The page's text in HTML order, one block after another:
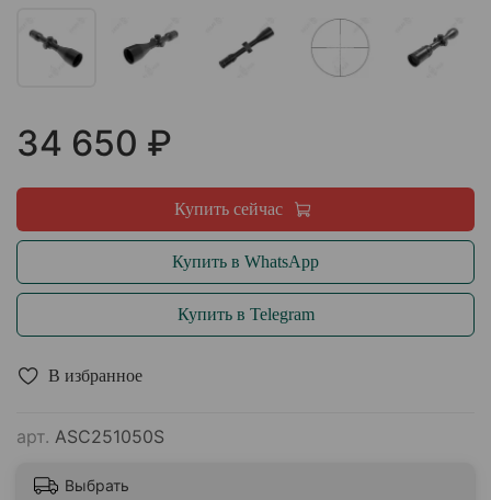
В избранное
арт. ASC251050S
34 650 ₽
Купить сейчас
Купить в WhatsApp
Купить в Telegram
Выбрать